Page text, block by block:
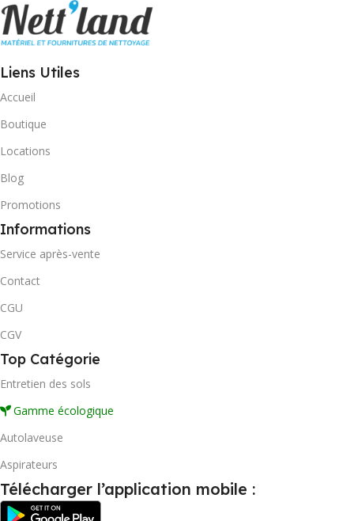
Liens Utiles
Accueil
Boutique
Locations
Blog
Promotions
Informations
Service après-vente
Contact
CGU
CGV
Top Catégorie
Entretien des sols
Gamme écologique
Autolaveuse
Aspirateurs
Télécharger l’application mobile :